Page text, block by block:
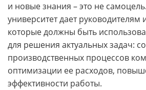
и новые знания – это не
университет дает руководителям
которые должны быть
для решения актуальных задач:
производственных процессов
оптимизации ее расходов,
эффективности работы.